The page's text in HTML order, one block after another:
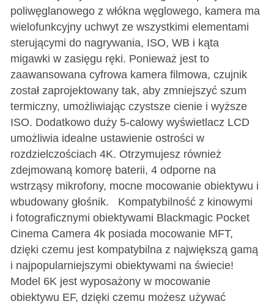
poliwęglanowego z włókna węglowego, kamera ma
wielofunkcyjny uchwyt ze wszystkimi elementami
sterującymi do nagrywania, ISO, WB i kąta
migawki w zasięgu ręki. Ponieważ jest to
zaawansowana cyfrowa kamera filmowa, czujnik
został zaprojektowany tak, aby zmniejszyć szum
termiczny, umożliwiając czystsze cienie i wyższe
ISO. Dodatkowo duży 5-calowy wyświetlacz LCD
umożliwia idealne ustawienie ostrości w
rozdzielczościach 4K. Otrzymujesz również
zdejmowaną komorę baterii, 4 odporne na
wstrząsy mikrofony, mocne mocowanie obiektywu i
wbudowany głośnik. Kompatybilność z kinowymi
i fotograficznymi obiektywami Blackmagic Pocket
Cinema Camera 4k posiada mocowanie MFT,
dzięki czemu jest kompatybilna z największą gamą
i najpopularniejszymi obiektywami na świecie!
Model 6K jest wyposażony w mocowanie
obiektywu EF, dzięki czemu możesz używać